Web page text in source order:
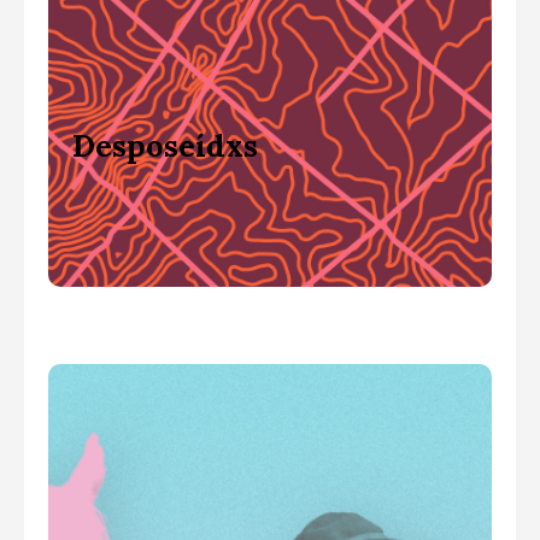
Desposeídxs
Cuerpo, tierra y memoria
ante la exportación de la
Naturaleza en América
Latina
¡Aquí!
iniciativa sin ánimo de lucro celebrada